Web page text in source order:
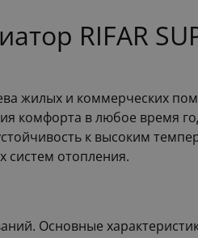
RIFAR
жилых и коммерческих
комфорта в любое время
к высоким
систем отопления.
Основные